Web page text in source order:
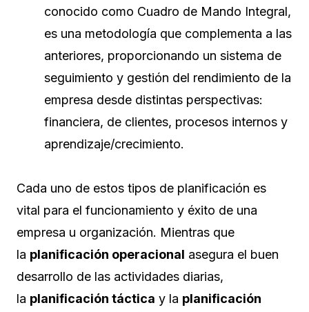
conocido como Cuadro de Mando Integral,
es una metodología que complementa a las
anteriores, proporcionando un sistema de
seguimiento y gestión del rendimiento de la
empresa desde distintas perspectivas:
financiera, de clientes, procesos internos y
aprendizaje/crecimiento.
Cada uno de estos tipos de planificación es
vital para el funcionamiento y éxito de una
empresa u organización. Mientras que
la planificación operacional asegura el buen
desarrollo de las actividades diarias,
la planificación táctica y la planificación